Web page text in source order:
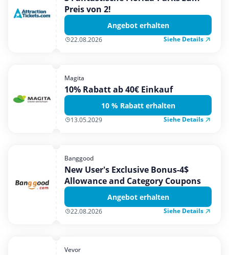
Preis von 2!
Angebot erhalten
22.08.2026 Siehe Details
Magita
10% Rabatt ab 40€ Einkauf
10 % Rabatt erhalten
13.05.2029 Siehe Details
Banggood
New User's Exclusive Bonus-4$
Allowance and Category Coupons
Angebot erhalten
22.08.2026 Siehe Details
Vevor